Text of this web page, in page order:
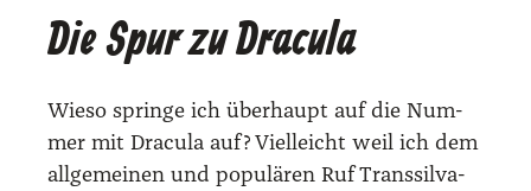
Die Spur zu Dracula
Wie­so sprin­ge ich über­haupt auf die Num­
mer mit Dra­cu­la auf? Viel­leicht weil ich dem
all­ge­mei­nen und popu­lä­ren Ruf Trans­sil­va­